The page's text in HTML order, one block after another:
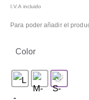
I.V.A incluido
Para poder añadir el
Color